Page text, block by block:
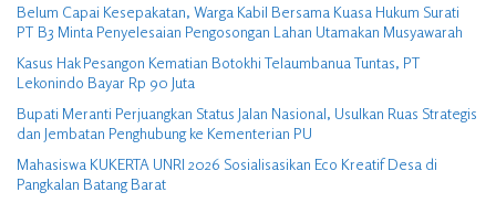
Belum Capai Kesepakatan, Warga Kabil Bersama Kuasa Hukum Surati
PT B3 Minta Penyelesaian Pengosongan Lahan Utamakan Musyawarah
Kasus Hak Pesangon Kematian Botokhi Telaumbanua Tuntas, PT
Lekonindo Bayar Rp 90 Juta
Bupati Meranti Perjuangkan Status Jalan Nasional, Usulkan Ruas Strategis
dan Jembatan Penghubung ke Kementerian PU
Mahasiswa KUKERTA UNRI 2026 Sosialisasikan Eco Kreatif Desa di
Pangkalan Batang Barat